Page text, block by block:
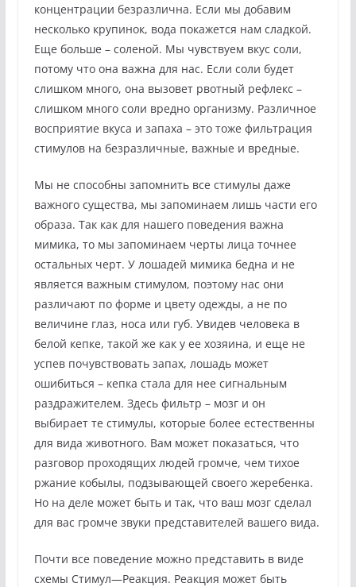
концентрации безразлична. Если мы добавим
несколько крупинок, вода покажется нам сладкой.
Еще больше – соленой. Мы чувствуем вкус соли,
потому что она важна для нас. Если соли будет
слишком много, она вызовет рвотный рефлекс –
слишком много соли вредно организму. Различное
восприятие вкуса и запаха – это тоже фильтрация
стимулов на безразличные, важные и вредные.
Мы не способны запомнить все стимулы даже
важного существа, мы запоминаем лишь части его
образа. Так как для нашего поведения важна
мимика, то мы запоминаем черты лица точнее
остальных черт. У лошадей мимика бедна и не
является важным стимулом, поэтому нас они
различают по форме и цвету одежды, а не по
величине глаз, носа или губ. Увидев человека в
белой кепке, такой же как у ее хозяина, и еще не
успев почувствовать запах, лошадь может
ошибиться – кепка стала для нее сигнальным
раздражителем. Здесь фильтр – мозг и он
выбирает те стимулы, которые более естественны
для вида животного. Вам может показаться, что
разговор проходящих людей громче, чем тихое
ржание кобылы, подзывающей своего жеребенка.
Но на деле может быть и так, что ваш мозг сделал
для вас громче звуки представителей вашего вида.
Почти все поведение можно представить в виде
схемы Стимул—Реакция. Реакция может быть